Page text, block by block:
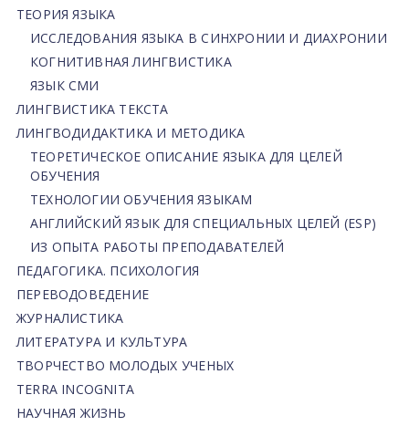
ТЕОРИЯ ЯЗЫКА
ИССЛЕДОВАНИЯ ЯЗЫКА В СИНХРОНИИ И ДИАХРОНИИ
КОГНИТИВНАЯ ЛИНГВИСТИКА
ЯЗЫК СМИ
ЛИНГВИСТИКА ТЕКСТА
ЛИНГВОДИДАКТИКА И МЕТОДИКА
ТЕОРЕТИЧЕСКОЕ ОПИСАНИЕ ЯЗЫКА ДЛЯ ЦЕЛЕЙ
ОБУЧЕНИЯ
ТЕХНОЛОГИИ ОБУЧЕНИЯ ЯЗЫКАМ
АНГЛИЙСКИЙ ЯЗЫК ДЛЯ СПЕЦИАЛЬНЫХ ЦЕЛЕЙ (ESP)
ИЗ ОПЫТА РАБОТЫ ПРЕПОДАВАТЕЛЕЙ
ПЕДАГОГИКА. ПСИХОЛОГИЯ
ПЕРЕВОДОВЕДЕНИЕ
ЖУРНАЛИСТИКА
ЛИТЕРАТУРА И КУЛЬТУРА
ТВОРЧЕСТВО МОЛОДЫХ УЧЕНЫХ
TERRA INCOGNITA
НАУЧНАЯ ЖИЗНЬ